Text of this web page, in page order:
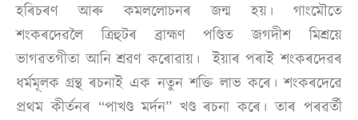
হৰিচৰণ আৰু কমললোচনৰ জন্ম হয়। গাংমৌতে
শংকৰদেৱলৈ ত্ৰিহুটৰ ব্ৰাহ্মণ পণ্ডিত জগদীশ মিশ্রয়ে
ভাগৱতগীতা আনি শ্ৰৱণ কৰোৱায়। ইয়াৰ পৰাই শংকৰদেৱৰ
ধৰ্মমূলক গ্ৰন্থ ৰচনাই এক নতুন শক্তি লাভ কৰে। শংকৰদেৱে
প্ৰথম কীৰ্তনৰ “পাখণ্ড মৰ্দন” খণ্ড ৰচনা কৰে। তাৰ পৰৱৰ্তী